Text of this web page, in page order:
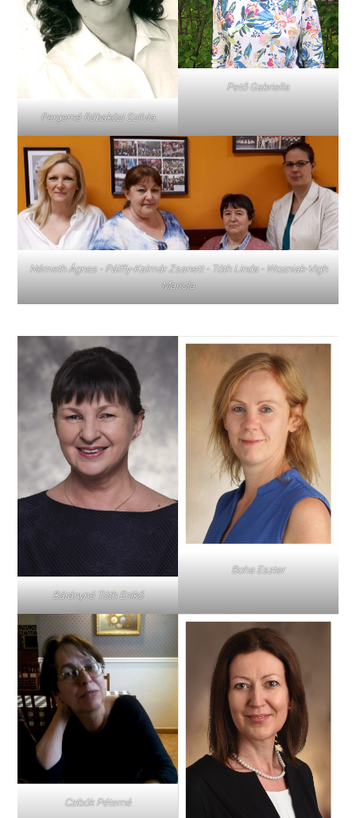
Pergerné Rábaközi Szilvia
Pető Gabriella
Németh Ágnes - Pálffy-Kalmár Zsanett - Tóth Linda - Wozniak-Vigh
Mariola
Bárányné Tóth Enikő
Boha Eszter
Czibók Péterné